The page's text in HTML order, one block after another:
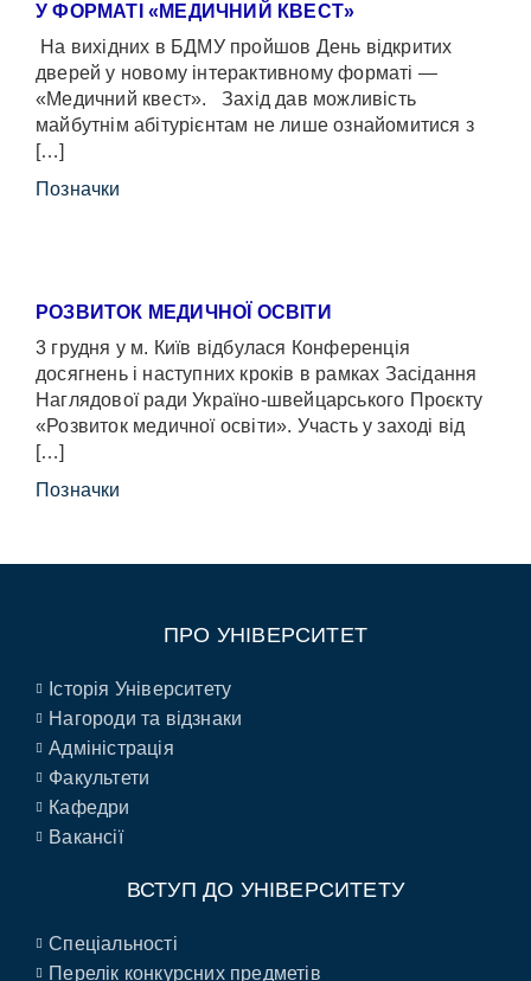
У ФОРМАТІ «МЕДИЧНИЙ КВЕСТ»
На вихідних в БДМУ пройшов День відкритих
дверей у новому інтерактивному форматі —
«Медичний квест». Захід дав можливість
майбутнім абітурієнтам не лише ознайомитися з
[…]
Позначки
РОЗВИТОК МЕДИЧНОЇ ОСВІТИ
3 грудня у м. Київ відбулася Конференція
досягнень і наступних кроків в рамках Засідання
Наглядової ради Україно-швейцарського Проєкту
«Розвиток медичної освіти». Участь у заході від
[…]
Позначки
ПРО УНІВЕРСИТЕТ
Історія Університету
Нагороди та відзнаки
Адміністрація
Факультети
Кафедри
Вакансії
ВСТУП ДО УНІВЕРСИТЕТУ
Спеціальності
Перелік конкурсних предметів